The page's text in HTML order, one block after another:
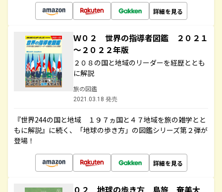
詳細を見る
Ｗ０２ 世界の指導者図鑑 ２０２１
～２０２２年版
２０８の国と地域のリーダーを経歴ととも
に解説
旅の図鑑
2021.03.18 発売
『世界244の国と地域 １９７ヵ国と４７地域を旅の雑学とと
もに解説』に続く、「地球の歩き方」の図鑑シリーズ第２弾が
登場！
詳細を見る
０２ 地球の歩き方 島旅 奄美大